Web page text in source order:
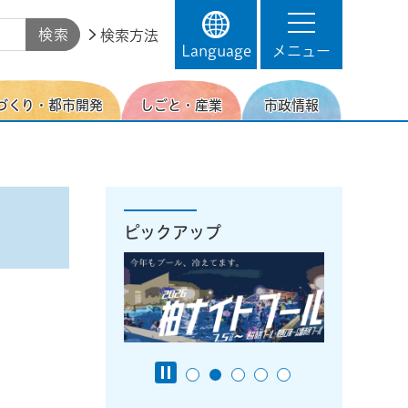
検索方法
Language
メニュー
くり・都市開発 しごと・産業 市政情報
ピックアップ